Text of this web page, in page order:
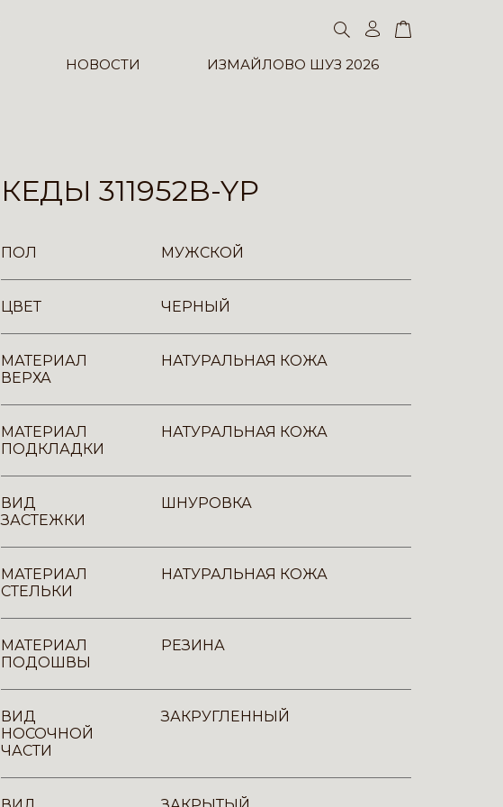
НОВОСТИ ИЗМАЙЛОВО ШУЗ 2026
КЕДЫ 311952B-YP
ПОЛ МУЖСКОЙ
ЦВЕТ ЧЕРНЫЙ
МАТЕРИАЛ
ВЕРХА
НАТУРАЛЬНАЯ КОЖА
МАТЕРИАЛ
ПОДКЛАДКИ
НАТУРАЛЬНАЯ КОЖА
ВИД
ЗАСТЕЖКИ
ШНУРОВКА
МАТЕРИАЛ
СТЕЛЬКИ
НАТУРАЛЬНАЯ КОЖА
МАТЕРИАЛ
ПОДОШВЫ
РЕЗИНА
ВИД
НОСОЧНОЙ
ЧАСТИ
ЗАКРУГЛЕННЫЙ